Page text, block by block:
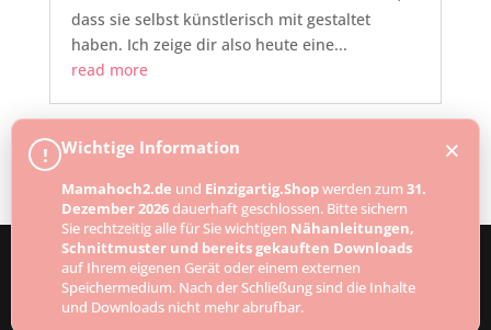
dass sie selbst künstlerisch mit gestaltet
haben. Ich zeige dir also heute eine...
read more
Designed byElegant Themes| Powered by
WordPress
! Wichtige Information
Mamahoch2.de und Einzigartig.Shopwerden zum 31.
Dezember 2026dauerhaft geschlossen. Bitte sichern
Sie rechtzeitig alle für Sie wichtigen Nähanleitungen,
Schnittmuster und bereits gekauften Downloads
auf Ihrem eigenen Gerät oder einem externen
Speichermedium. Nach der Schließung sind die Inhalte
und Downloads nicht mehr abrufbar.
×